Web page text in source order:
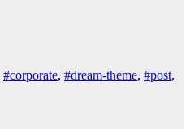
#corporate, #dream-theme, #post,